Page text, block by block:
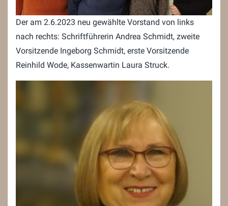
Der am 2.6.2023 neu gewählte Vorstand von links
nach rechts: Schriftführerin Andrea Schmidt, zweite
Vorsitzende Ingeborg Schmidt, erste Vorsitzende
Reinhild Wode, Kassenwartin Laura Struck.